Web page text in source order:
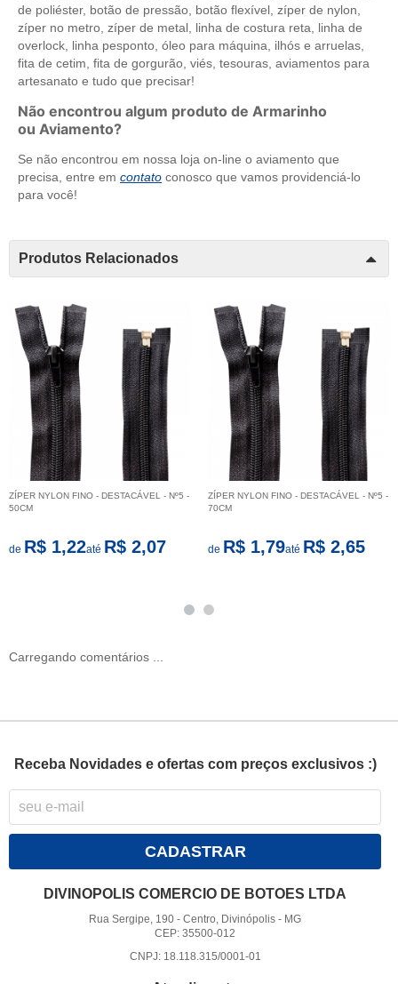
de poliéster, botão de pressão, botão flexível, zíper de nylon,
zíper no metro, zíper de metal, linha de costura reta, linha de
overlock, linha pesponto, óleo para máquina, ilhós e arruelas,
fita de cetim, fita de gorgurão, viés, tesouras, aviamentos para
artesanato e tudo que precisar!
Não encontrou algum produto de Armarinho
ou Aviamento?
Se não encontrou em nossa loja on-line o aviamento que
precisa, entre em contato conosco que vamos providenciá-lo
para você!
Produtos Relacionados
ZÍPER NYLON FINO - DESTACÁVEL - Nº5 -
50CM
de R$ 1,22até R$ 2,07
ZÍPER NYLON FINO - DESTACÁVEL - Nº5 -
70CM
de R$ 1,79até R$ 2,65
Carregando comentários ...
Receba Novidades e ofertas com preços exclusivos :)
CADASTRAR
DIVINOPOLIS COMERCIO DE BOTOES LTDA
Rua Sergipe, 190 -Centro, Divinópolis - MG
CEP: 35500-012
CNPJ: 18.118.315/0001-01